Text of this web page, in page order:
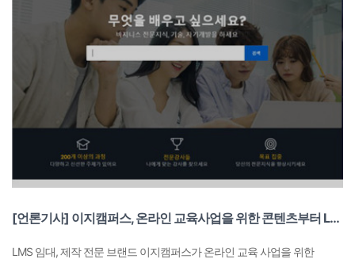
[언론기사] 이지캠퍼스, 온라인 교육사업을 위한 콘텐츠부터 LMS까지...이러닝 통합솔루션 제공
LMS 임대, 제작 전문 브랜드 이지캠퍼스가 온라인 교육 사업을 위한